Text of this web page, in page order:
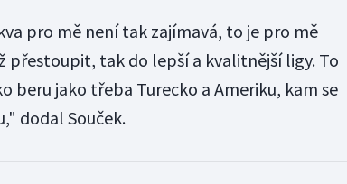
pro mě není tak zajímavá, to je pro mě
přestoupit, tak do lepší a kvalitnější ligy. To
beru jako třeba Turecko a Ameriku, kam se
dodal Souček.